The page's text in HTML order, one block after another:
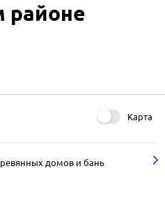
районе
Карта
домов и бань